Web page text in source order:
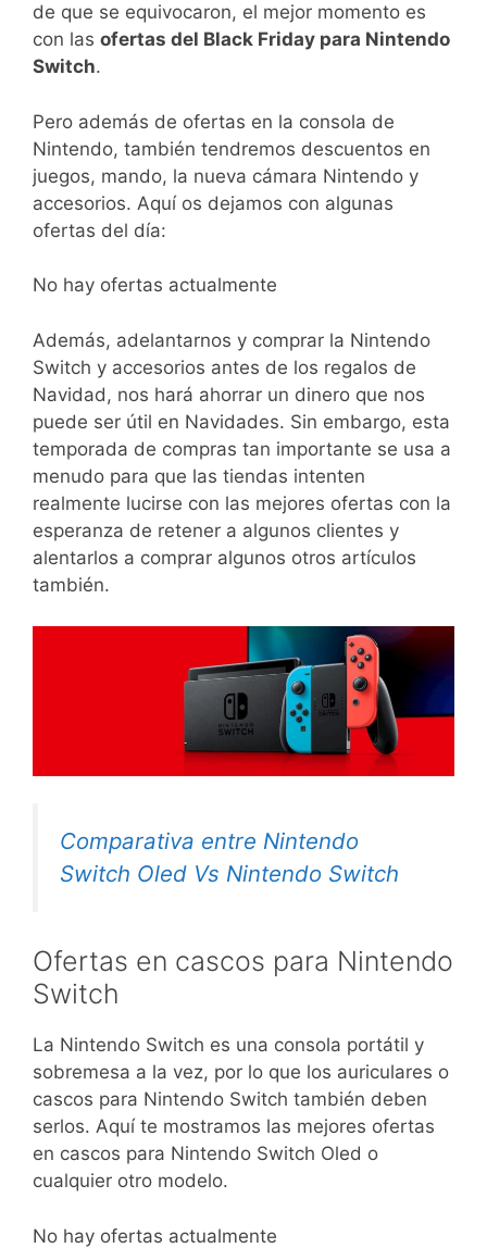
de que se equivocaron, el mejor momento es
con las ofertas del Black Friday para Nintendo
Switch.
Pero además de ofertas en la consola de
Nintendo, también tendremos descuentos en
juegos, mando, la nueva cámara Nintendo y
accesorios. Aquí os dejamos con algunas
ofertas del día:
No hay ofertas actualmente
Además, adelantarnos y comprar la Nintendo
Switch y accesorios antes de los regalos de
Navidad, nos hará ahorrar un dinero que nos
puede ser útil en Navidades. Sin embargo, esta
temporada de compras tan importante se usa a
menudo para que las tiendas intenten
realmente lucirse con las mejores ofertas con la
esperanza de retener a algunos clientes y
alentarlos a comprar algunos otros artículos
también.
Comparativa entre Nintendo
Switch Oled Vs Nintendo Switch
Ofertas en cascos para Nintendo
Switch
La Nintendo Switch es una consola portátil y
sobremesa a la vez, por lo que los auriculares o
cascos para Nintendo Switch también deben
serlos. Aquí te mostramos las mejores ofertas
en cascos para Nintendo Switch Oled o
cualquier otro modelo.
No hay ofertas actualmente